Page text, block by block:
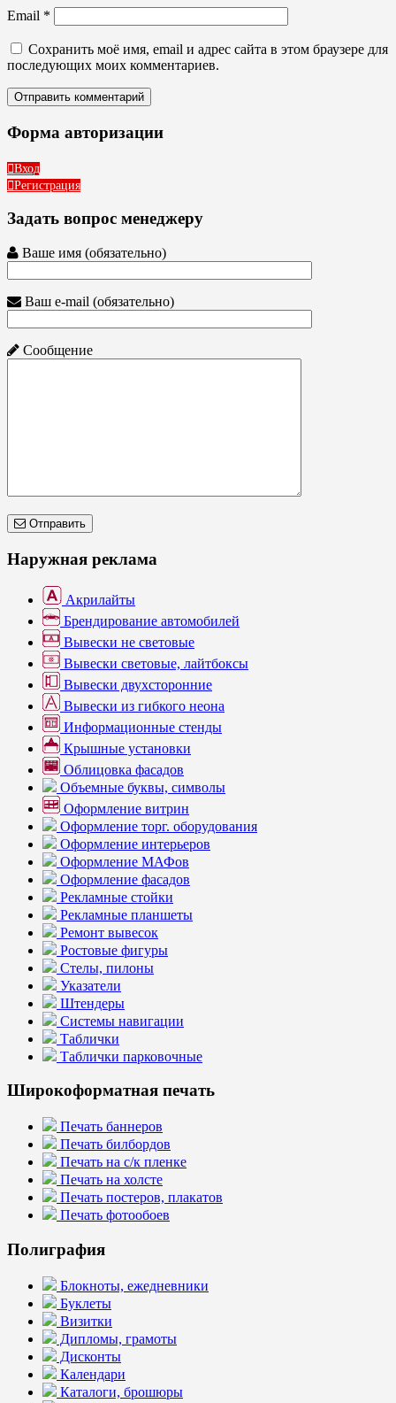
Email *
Сохранить моё имя, email и адрес сайта в этом браузере для
последующих моих комментариев.
Форма авторизации
Вход
Регистрация
Задать вопрос менеджеру
Ваше имя (обязательно)
Ваш e-mail (обязательно)
Сообщение
Отправить
Наружная реклама
Акрилайты
Брендирование автомобилей
Вывески не световые
Вывески световые, лайтбоксы
Вывески двухсторонние
Вывески из гибкого неона
Информационные стенды
Крышные установки
Облицовка фасадов
Объемные буквы, символы
Оформление витрин
Оформление торг. оборудования
Оформление интерьеров
Оформление МАФов
Оформление фасадов
Рекламные стойки
Рекламные планшеты
Ремонт вывесок
Ростовые фигуры
Стелы, пилоны
Указатели
Штендеры
Системы навигации
Таблички
Таблички парковочные
Широкоформатная печать
Печать баннеров
Печать билбордов
Печать на с/к пленке
Печать на холсте
Печать постеров, плакатов
Печать фотообоев
Полиграфия
Блокноты, ежедневники
Буклеты
Визитки
Дипломы, грамоты
Дисконты
Календари
Каталоги, брошюры